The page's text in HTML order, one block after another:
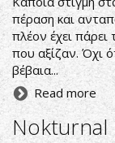
πέραση και
πλέον έχει πάρει
που αξίζαν. Όχι
βέβαια...
Read more
Nokturnal